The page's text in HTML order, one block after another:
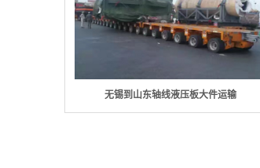
无锡到山东轴线液压板大件运输